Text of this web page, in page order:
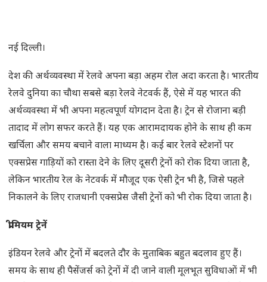
नई दिल्ली।
देश की अर्थव्यवस्था में रेलवे अपना बड़ा अहम रोल अदा करता है। भारतीय
रेलवे दुनिया का चौथा सबसे बड़ा रेलवे नेटवर्क हैं, ऐसे में यह भारत की
अर्थव्यवस्था में भी अपना महत्वपूर्ण योगदान देता है। ट्रेन से रोजाना बड़ी
तादाद में लोग सफर करते हैं। यह एक आरामदायक होने के साथ ही कम
खर्चिला और समय बचाने वाला माध्यम है। कई बार रेलवे स्टेशनों पर
एक्सप्रेस गाड़ियों को रास्ता देने के लिए दूसरी ट्रेनों को रोक दिया जाता है,
लेकिन भारतीय रेल के नेटवर्क में मौजूद एक ऐसी ट्रेन भी है, जिसे पहले
निकालने के लिए राजधानी एक्सप्रेस जैसी ट्रेनों को भी रोक दिया जाता है।
प्रीमियम ट्रेनें
इंडियन रेलवे और ट्रेनों में बदलते दौर के मुताबिक बहुत बदलाव हुए हैं।
समय के साथ ही पैसेंजर्स को ट्रेनों में दी जाने वाली मूलभूत सुविधाओं में भी